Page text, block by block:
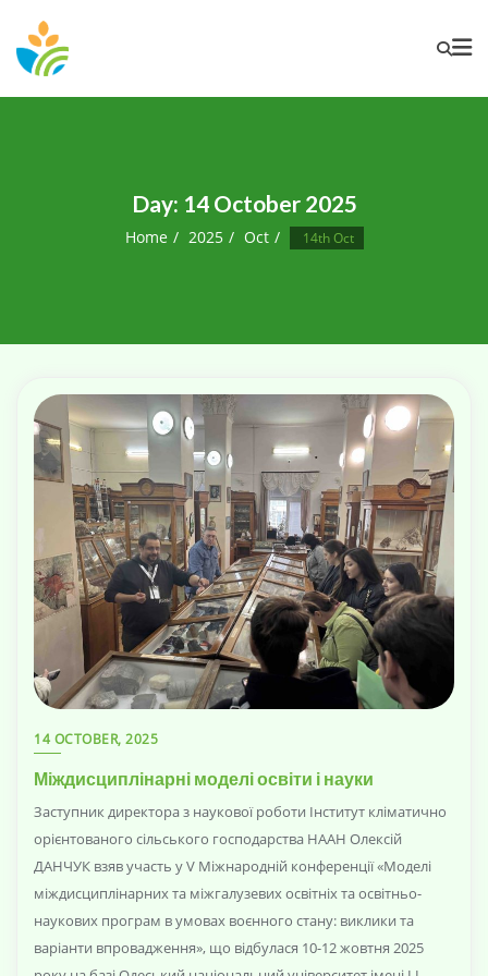
Day: 14 October 2025
Home 2025 Oct 14th Oct
14 OCTOBER, 2025
Міждисциплінарні моделі освіти і науки
Заступник директора з наукової роботи Інститут кліматично
орієнтованого сільського господарства НААН Олексій
ДАНЧУК взяв участь у V Міжнародній конференції «Моделі
міждисциплінарних та міжгалузевих освітніх та освітньо-
наукових програм в умовах воєнного стану: виклики та
варіанти впровадження», що відбулася 10-12 жовтня 2025